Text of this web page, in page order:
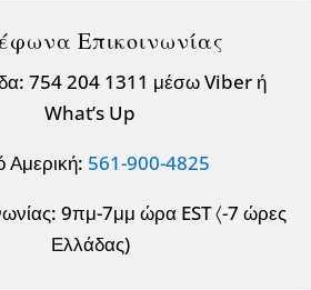
Επικοινωνίας
754 204 1311 μέσω Viber ή
What’s Up
Αμερική: 561-900-4825
9πμ-7μμ ώρα EST 〈-7 ώρες
Ελλάδας)